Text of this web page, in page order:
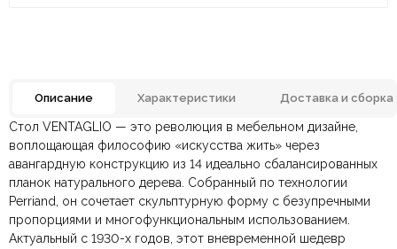
Описание Характеристики Доставка и сборка
Стол VENTAGLIO — это революция в мебельном дизайне,
воплощающая философию «искусства жить» через
авангардную конструкцию из 14 идеально сбалансированных
планок натурального дерева. Собранный по технологии
Perriand, он сочетает скульптурную форму с безупречными
пропорциями и многофункциональным использованием.
Актуальный с 1930-х годов, этот вневременной шедевр
Материал
Размеры ШxГxВ 1800х1200х730 мм.
Цвет Черный
По всей России:отправляем через транспортную
компаниюСДЭК. Срок доставки —до 7 дней.
По Москве и Санкт-Петербургу:быстрая
Яндекс.Доставка— доставка в день заказа.
Оплата в салоне-магазине— наличными или картой
при самовывозе.
Безналичная оплата по счёту— для юридических и
физических лиц.
Отзывов ещё нет. Напишите первым.